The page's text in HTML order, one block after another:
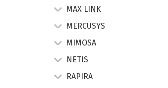
MAX LINK
MERCUSYS
MIMOSA
NETIS
RAPIRA